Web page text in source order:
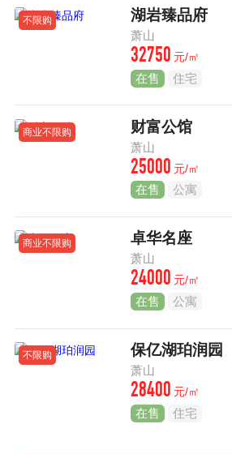
不限购 湖岩臻品府
萧山
32750 元/㎡
在售 住宅
商业不限购 财富公馆
萧山
25000 元/㎡
在售 公寓
商业不限购 卓华名座
萧山
24000 元/㎡
在售 公寓
不限购 保亿湖珀润园
萧山
28400 元/㎡
在售 住宅